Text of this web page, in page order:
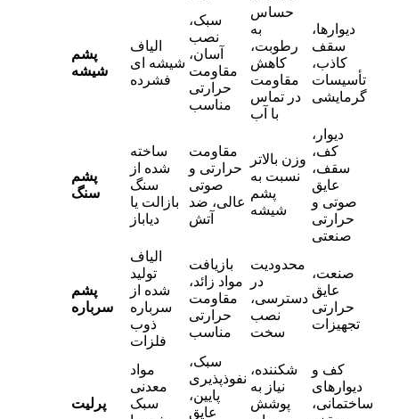
پشم
شیشه
الیاف
شیشه‌ ای
فشرده
سبک،
نصب
آسان،
مقاومت
حرارتی
مناسب
حساس
به
رطوبت،
کاهش
مقاومت
در تماس
با آب
دیوارها،
سقف
کاذب،
تأسیسات
گرمایشی
پشم
سنگ
ساخته
شده از
سنگ
بازالت یا
دیاباز
مقاومت
حرارتی و
صوتی
عالی، ضد
آتش
وزن بالاتر
نسبت به
پشم
شیشه
دیوار،
کف،
سقف،
عایق
صوتی و
حرارتی
صنعتی
پشم
سرباره
الیاف
تولید
شده از
سرباره
ذوب
فلزات
بازیافت
مواد زائد،
مقاومت
حرارتی
مناسب
محدودیت
در
دسترسی،
نصب
سخت
صنعت،
عایق
حرارتی
تجهیزات
پرلیت
مواد
معدنی
سبک
سبک،
نفوذپذیری
پایین،
عایق
شکننده،
نیاز به
پوشش
کف و
دیوارهای
ساختمانی،